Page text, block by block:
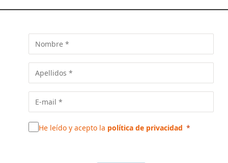
BARCELONA DEBE MIRAR
La alcaldesa de Santa Coloma de Gramenet
proyectos que están en marcha y cómo los
fondos europeos pueden ser una oportunidad
He leído y acepto la política de privacidad